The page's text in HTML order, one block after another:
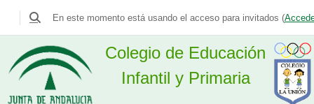
Colegio de Educación
Infantil y Primaria
Colegio La Unión
Selector de búsqueda de entrada
En este momento está usando el acceso para invitados (